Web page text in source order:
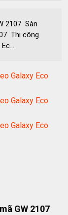
2107 Sàn
Thi công
Galaxy Eco
Galaxy Eco
Galaxy Eco
GW 2107